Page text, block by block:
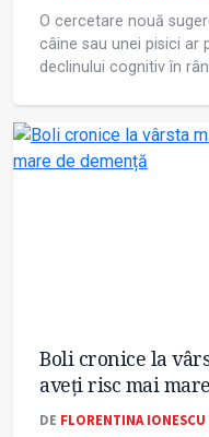
O cercetare nouă
câine sau unei pisici ar
declinului cognitiv în
Boli cronice la
aveți risc mai
DE FLORENTINA IONESCU